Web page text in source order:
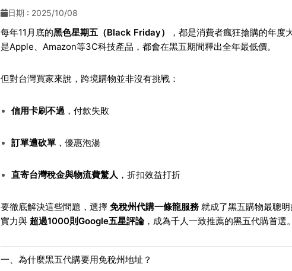
日期 : 2025/10/08
每年11月底的黑色星期五（Black Friday）
，都是消費者瘋狂搶購的年
是Apple、Amazon等3C科技產品，都會在黑五期間釋出全年最低價。
但對台灣買家來說，跨境購物並非沒有挑戰：
信用卡刷不過，付款失敗
訂單遭砍單，優惠泡湯
直寄台灣稅金與物流費驚人 ，折扣效益打折
要徹底解決這些問題，選擇 免稅州代購一條龍服務就成了黑五購物最聰明
實力與 超過1000則Google五星評論，成為千人一致推薦的黑五代購首選。
一、為什麼黑五代購要用免稅州地址？